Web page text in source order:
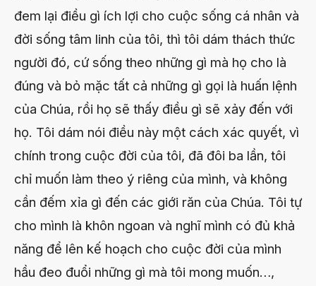
đem lại điều gì ích lợi cho cuộc sống cá nhân và
đời sống tâm linh của tôi, thì tôi dám thách thức
người đó, cứ sống theo những gì mà họ cho là
đúng và bỏ mặc tất cả những gì gọi là huấn lệnh
của Chúa, rồi họ sẽ thấy điều gì sẽ xảy đến với
họ. Tôi dám nói điều này một cách xác quyết, vì
chính trong cuộc đời của tôi, đã đôi ba lần, tôi
chỉ muốn làm theo ý riêng của mình, và không
cần đếm xỉa gì đến các giới răn của Chúa. Tôi tự
cho mình là khôn ngoan và nghĩ mình có đủ khả
năng để lên kế hoạch cho cuộc đời của mình
hầu đeo đuổi những gì mà tôi mong muốn…,